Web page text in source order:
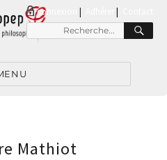
connexion |
Recherche
pour
Mathiot